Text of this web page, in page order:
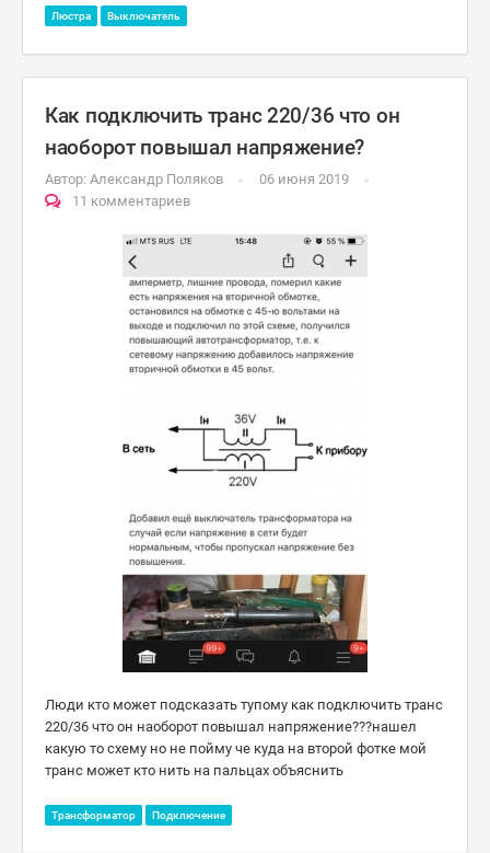
Люстра Выключатель
Как подключить транс 220/36 что он
наоборот повышал напряжение?
Автор: Александр Поляков
06 июня 2019
11 комментариев
Люди кто может подсказать тупому как подключить транс
220/36 что он наоборот повышал напряжение???нашел
какую то схему но не пойму че куда на второй фотке мой
транс может кто нить на пальцах объяснить
Трансформатор Подключение